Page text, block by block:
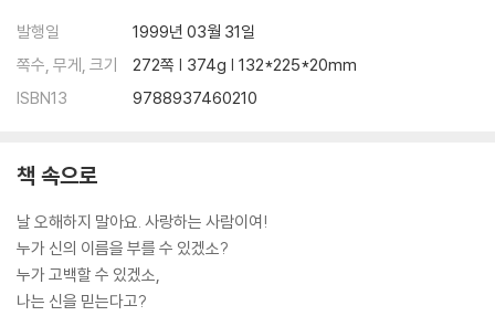
발행일
1999년 03월 31일
쪽수, 무게, 크기
272쪽 | 374g | 132*225*20mm
ISBN13
9788937460210
책 속으로
날 오해하지 말아요. 사랑하는 사람이여!
누가 신의 이름을 부를 수 있겠소?
누가 고백할 수 있겠소,
나는 신을 믿는다고?